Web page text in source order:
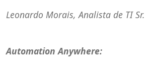
Leonardo Morais, Analista de TI Sr.
Automation Anywhere: